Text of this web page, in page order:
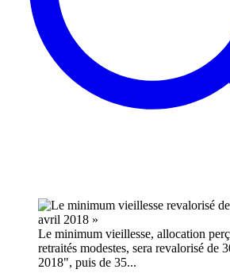
Le minimum vieillesse, allocation
retraités modestes, sera revalorisé de
2018", puis de 35...